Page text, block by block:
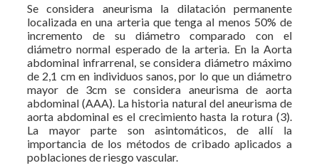
Se considera aneurisma la dilatación permanente
localizada en una arteria que tenga al menos 50% de
incremento de su diámetro comparado con el
diámetro normal esperado de la arteria. En la Aorta
abdominal infrarrenal, se considera diámetro máximo
de 2,1 cm en individuos sanos, por lo que un diámetro
mayor de 3cm se considera aneurisma de aorta
abdominal (AAA). La historia natural del aneurisma de
aorta abdominal es el crecimiento hasta la rotura (3).
La mayor parte son asintomáticos, de allí la
importancia de los métodos de cribado aplicados a
poblaciones de riesgo vascular.